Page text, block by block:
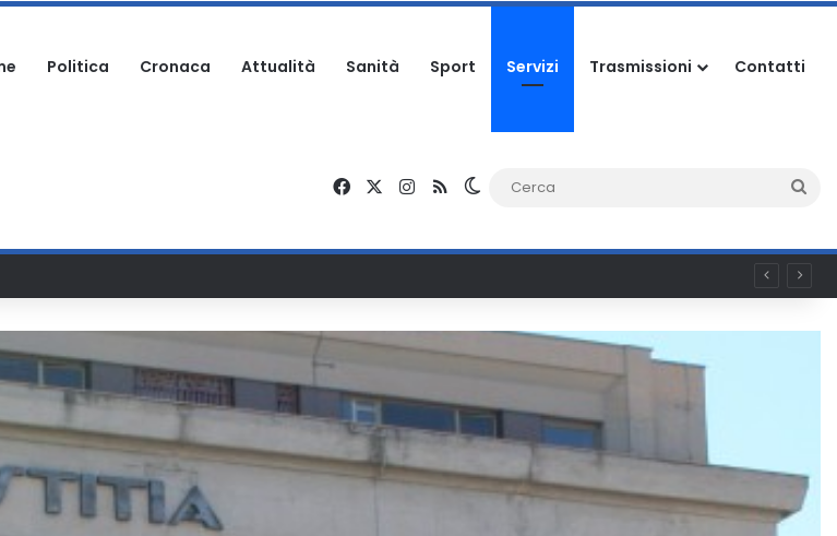
Politica Cronaca Attualità Sanità Sport Servizi Trasmissioni Contatti
FacebookInstagram
RSS Cambia aspetto
CACCIA A TRE STRANIERI